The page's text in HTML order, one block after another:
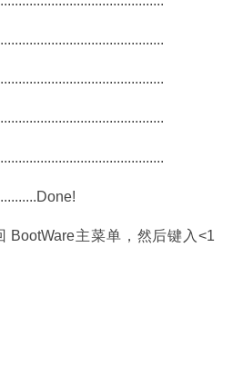
BootWare主菜单，然后键入<1